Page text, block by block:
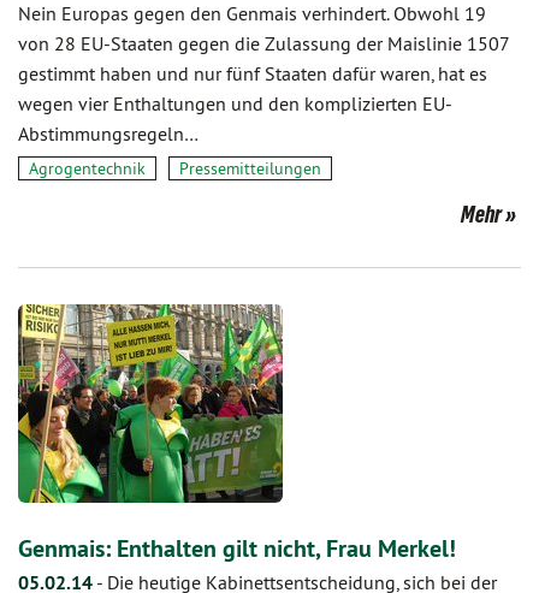
Nein Europas gegen den Genmais verhindert. Obwohl 19
von 28 EU-Staaten gegen die Zulassung der Maislinie 1507
gestimmt haben und nur fünf Staaten dafür waren, hat es
wegen vier Enthaltungen und den komplizierten EU-
Abstimmungsregeln…
Agrogentechnik Pressemitteilungen
Mehr
Genmais: Enthalten gilt nicht, Frau Merkel!
05.02.14 - Die heutige Kabinettsentscheidung, sich bei der